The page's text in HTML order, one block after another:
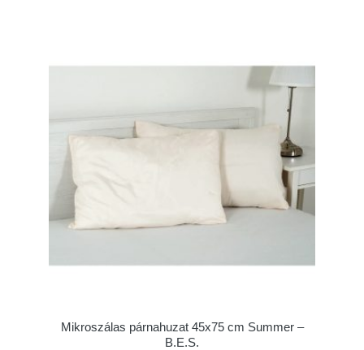
Mikroszálas párnahuzat 45x75 cm Summer –
B.E.S.